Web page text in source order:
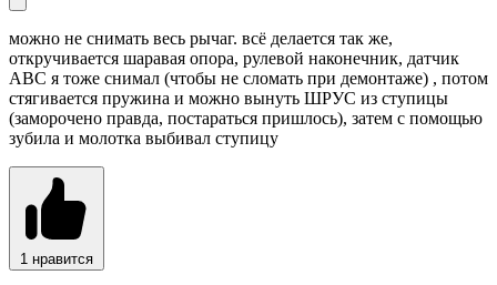
можно не снимать весь рычаг. всё делается так же,
откручивается шаравая опора, рулевой наконечник, датчик
АВС я тоже снимал (чтобы не сломать при демонтаже) , потом
стягивается пружина и можно вынуть ШРУС из ступицы
(заморочено правда, постараться пришлось), затем с помощью
зубила и молотка выбивал ступицу
1 нравится